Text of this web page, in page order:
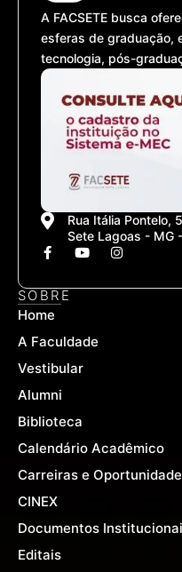
A FACSETE busca
esferas de graduação,
tecnologia, pós-
Rua Itália Pontelo,
Sete Lagoas - MG
F
a
e
b
o
k
f
Y
t
I
n
t
SOBRE
Home
A Faculdade
Vestibular
Alumni
Biblioteca
Calendário Acadêmico
Carreiras e
CINEX
Documentos
Editais